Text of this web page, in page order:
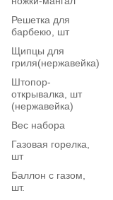
Решетка для
барбекю, шт
Щипцы для
гриля(нержавейка)
Штопор-
открывалка, шт
(нержавейка)
Вес набора
Газовая горелка,
шт
Баллон с газом,
шт.